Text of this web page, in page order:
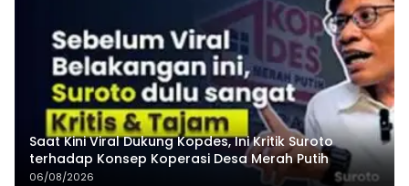
Saat Kini Viral Dukung Kopdes, Ini Kritik Suroto
terhadap Konsep Koperasi Desa Merah Putih
06/08/2026